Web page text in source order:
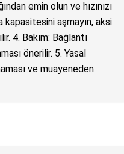
emin olun ve hızınızı
kapasitesini aşmayın, aksi
4. Bakım: Bağlantı
önerilir. 5. Yasal
ve muayeneden